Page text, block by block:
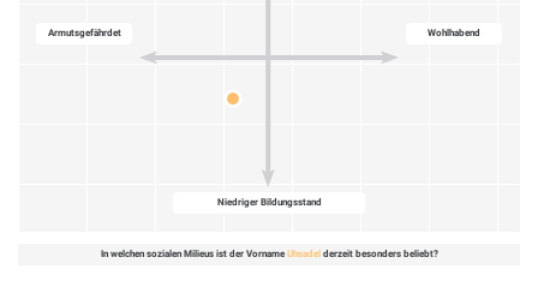
Wohlhabend
Niedriger Bildungsstand
Armutsgefährdet
In welchen sozialen Milieus ist der Vorname Uhsadel derzeit besonders beliebt?